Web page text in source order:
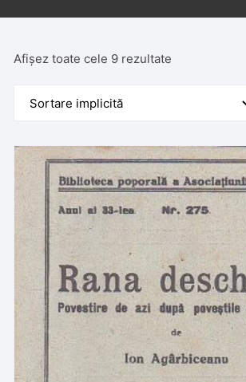
Afișez toate cele 9 rezultate